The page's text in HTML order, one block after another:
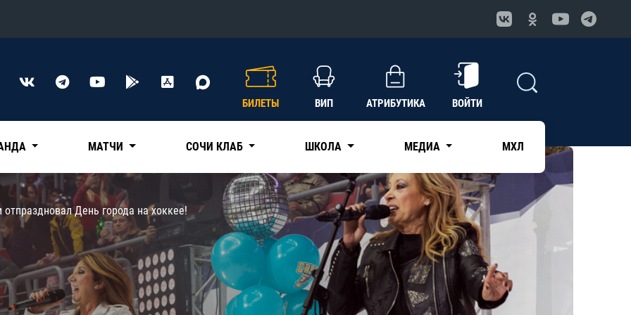
Конференция «Восток»
Нефтехимик
Трактор
Дивизион Чернышева
Авангард
Адмирал
КХЛ
БИЛЕТЫ ВИП АТРИБУТИКА ВОЙТИ
МАТЧИ СОЧИ КЛАБ ШКОЛА МЕДИА МХЛ
отпраздновал День города на хоккее!